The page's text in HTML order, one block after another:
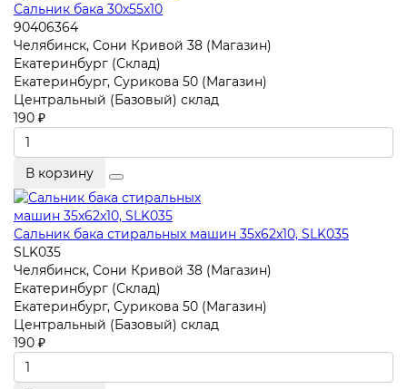
Сальник бака 30x55x10
90406364
Челябинск, Сони Кривой 38 (Магазин)
Екатеринбург (Склад)
Екатеринбург, Сурикова 50 (Магазин)
Центральный (Базовый) склад
190 ₽
В корзину
Сальник бака стиральных машин 35x62x10, SLK035
SLK035
Челябинск, Сони Кривой 38 (Магазин)
Екатеринбург (Склад)
Екатеринбург, Сурикова 50 (Магазин)
Центральный (Базовый) склад
190 ₽